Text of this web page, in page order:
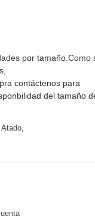
por tamaño.Como
contáctenos para
del tamaño